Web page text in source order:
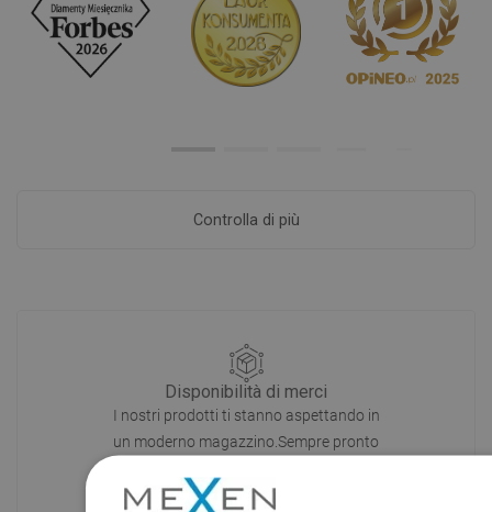
Controlla di più
Disponibilità di merci
I nostri prodotti ti stanno aspettando in
un moderno magazzino.Sempre pronto